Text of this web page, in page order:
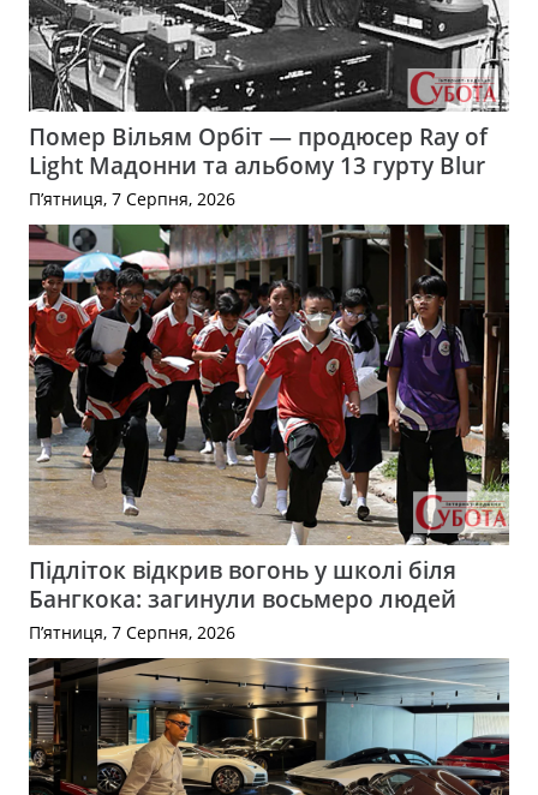
Помер Вільям Орбіт — продюсер Ray of
Light Мадонни та альбому 13 гурту Blur
П’ятниця, 7 Серпня, 2026
Підліток відкрив вогонь у школі біля
Бангкока: загинули восьмеро людей
П’ятниця, 7 Серпня, 2026